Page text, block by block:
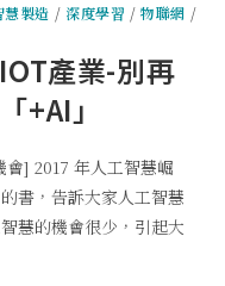
慧製造 / 深度學習 /物聯網 /
產業-別再
+AI」
] 2017 年人工智慧崛
書，告訴大家人工智慧
慧的機會很少，引起大